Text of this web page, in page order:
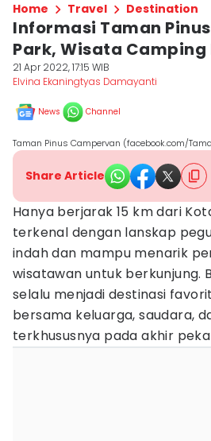
Home Travel Destination
Informasi Taman
Park, Wisata Camping
21 Apr 2022, 17:15 WIB
Elvina Ekaningtyas Damayanti
News Channel
Taman Pinus Campervan (facebook.com/
Share Article
Hanya berjarak 15 km dari
terkenal dengan lanskap
indah dan mampu menarik
wisatawan untuk berkunjung.
selalu menjadi destinasi
bersama keluarga, saudara,
terkhususnya pada akhir